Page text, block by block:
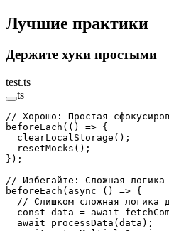
Лучшие практики
Держите хуки простыми
test.ts
ts
// Хорошо: Простая
beforeEach (() => {
  clearLocalStorage
();
  resetMocks
();
});
// Избегайте: Сложная логика
beforeEach ( async () => {
// Слишком сложная логика
  const
data = await
  await
processData (data);